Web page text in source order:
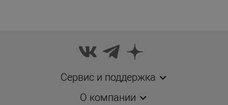
Сервис и поддержка
О компании